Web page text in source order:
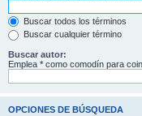
Buscar todos los términos
Buscar cualquier término
Buscar autor:
Emplea * como comodín para
OPCIONES DE BÚSQUEDA